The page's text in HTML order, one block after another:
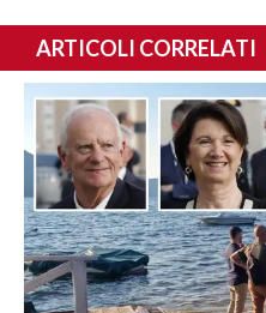
ARTICOLI CORRELATI